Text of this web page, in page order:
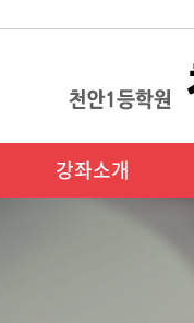
강좌소개